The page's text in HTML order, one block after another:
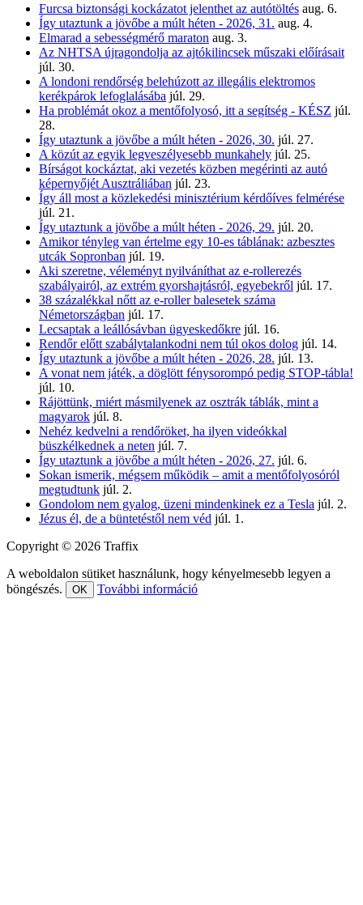
Furcsa biztonsági kockázatot jelenthet az autótöltés aug. 6.
Így utaztunk a jövőbe a múlt héten - 2026, 31. aug. 4.
Elmarad a sebességmérő maraton aug. 3.
Az NHTSA újragondolja az ajtókilincsek műszaki előírásait
júl. 30.
A londoni rendőrség belehúzott az illegális elektromos
kerékpárok lefoglalásába júl. 29.
Ha problémát okoz a mentőfolyosó, itt a segítség - KÉSZ júl.
28.
Így utaztunk a jövőbe a múlt héten - 2026, 30. júl. 27.
A közút az egyik legveszélyesebb munkahely júl. 25.
Bírságot kockáztat, aki vezetés közben megérinti az autó
képernyőjét Ausztráliában júl. 23.
Így áll most a közlekedési minisztérium kérdőíves felmérése
júl. 21.
Így utaztunk a jövőbe a múlt héten - 2026, 29. júl. 20.
Amikor tényleg van értelme egy 10-es táblának: azbesztes
utcák Sopronban júl. 19.
Aki szeretne, véleményt nyilváníthat az e-rollerezés
szabályairól, az extrém gyorshajtásról, egyebekről júl. 17.
38 százalékkal nőtt az e-roller balesetek száma
Németországban júl. 17.
Lecsaptak a leállósávban ügyeskedőkre júl. 16.
Rendőr előtt szabálytalankodni nem túl okos dolog júl. 14.
Így utaztunk a jövőbe a múlt héten - 2026, 28. júl. 13.
A vonat nem játék, a döglött fénysorompó pedig STOP-tábla!
júl. 10.
Rájöttünk, miért másmilyenek az osztrák táblák, mint a
magyarok júl. 8.
Nehéz kedvelni a rendőröket, ha ilyen videókkal
büszkélkednek a neten júl. 7.
Így utaztunk a jövőbe a múlt héten - 2026, 27. júl. 6.
Sokan ismerik, mégsem működik – amit a mentőfolyosóról
megtudtunk júl. 2.
Gondolom nem gyalog, üzeni mindenkinek ez a Tesla júl. 2.
Jézus él, de a büntetéstől nem véd júl. 1.
Copyright © 2026 Traffix
A weboldalon sütiket használunk, hogy kényelmesebb legyen a
böngészés.
OK További információ